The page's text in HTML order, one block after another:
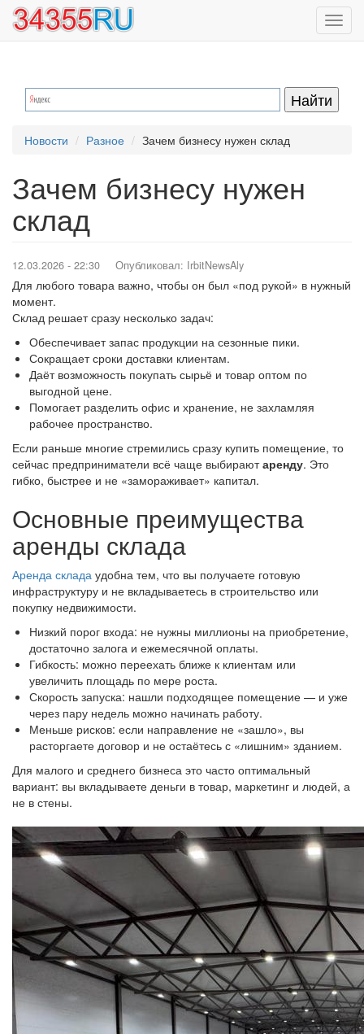
Перейти
основному
Новости Разное Зачем бизнесу нужен склад
Зачем бизнесу нужен
склад
12.03.2026 - 22:30 Опубликовал: IrbitNewsAly
Для любого товара важно, чтобы он был «под рукой» в нужный
момент.
Склад решает сразу несколько задач:
Обеспечивает запас продукции на сезонные пики.
Сокращает сроки доставки клиентам.
Даёт возможность покупать сырьё и товар оптом по
выгодной цене.
Помогает разделить офис и хранение, не захламляя
рабочее пространство.
Если раньше многие стремились сразу купить помещение, то
сейчас предприниматели всё чаще выбираютаренду. Это
гибко, быстрее и не «замораживает» капитал.
Основные преимущества
аренды склада
Аренда склада удобна тем, что вы получаете готовую
инфраструктуру и не вкладываетесь в строительство или
покупку недвижимости.
Низкий порог входа: не нужны миллионы на приобретение,
достаточно залога и ежемесячной оплаты.
Гибкость: можно переехать ближе к клиентам или
увеличить площадь по мере роста.
Скорость запуска: нашли подходящее помещение — и уже
через пару недель можно начинать работу.
Меньше рисков: если направление не «зашло», вы
расторгаете договор и не остаётесь с «лишним» зданием.
Для малого и среднего бизнеса это часто оптимальный
вариант: вы вкладываете деньги в товар, маркетинг и людей, а
не в стены.